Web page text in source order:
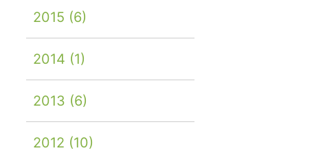
2015 (6)
2014 (1)
2013 (6)
2012 (10)